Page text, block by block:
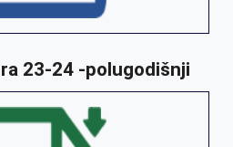
23-24 -polugodišnji